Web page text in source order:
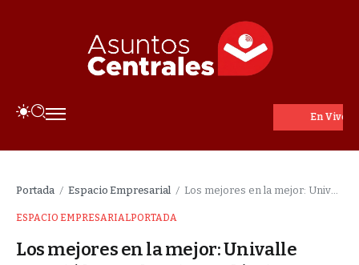
Portada / Espacio Empresarial / Los mejores en la mejor: Univalle premió la excelencia académica a nivel nacional
ESPACIO EMPRESARIALPORTADA
Los mejores en la mejor: Univalle